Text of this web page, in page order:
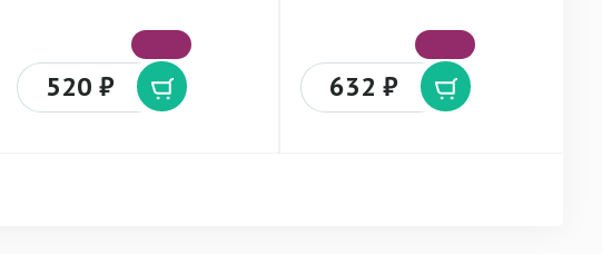
520 ₽ 632 ₽